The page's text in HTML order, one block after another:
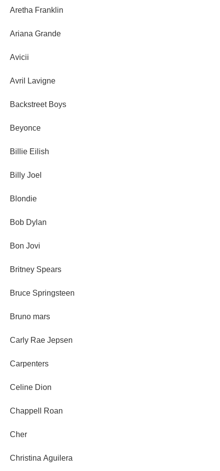
Aretha Franklin
Ariana Grande
Avicii
Avril Lavigne
Backstreet Boys
Beyonce
Billie Eilish
Billy Joel
Blondie
Bob Dylan
Bon Jovi
Britney Spears
Bruce Springsteen
Bruno mars
Carly Rae Jepsen
Carpenters
Celine Dion
Chappell Roan
Cher
Christina Aguilera